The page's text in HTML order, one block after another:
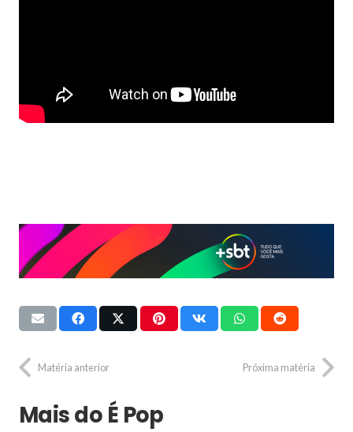
Matéria anterior Próxima matéria
Mais do É Pop